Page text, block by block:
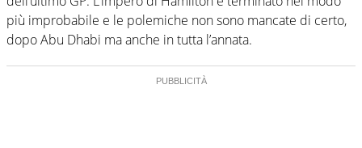
più improbabile e le polemiche non sono mancate di certo,
dopo Abu Dhabi ma anche in tutta l’annata.